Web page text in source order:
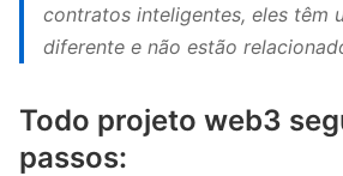
contratos inteligentes, eles têm
diferente e não estão
Todo projeto web3
passos: